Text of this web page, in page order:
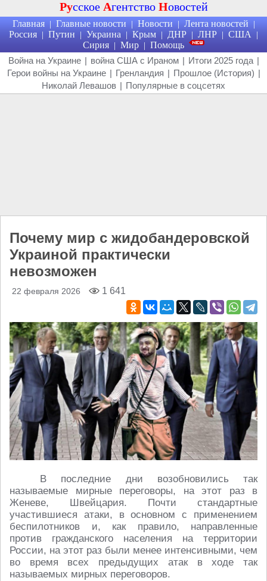
Русское Агентство Новостей
Главная | Главные новости | Новости | Лента новостей |
Россия | Путин | Украина | Крым | ДНР | ЛНР | США |
Сирия | Мир | Помощь
Война на Украине | война США с Ираном | Итоги 2025 года |
Герои войны на Украине | Гренландия | Прошлое (История) |
Николай Левашов | Популярные в соцсетях
Почему мир с жидобандеровской
Украиной практически
невозможен
22 февраля 2026 1 641
В последние дни возобновились так
называемые мирные переговоры, на этот раз в
Женеве, Швейцария. Почти стандартные
участившиеся атаки, в основном с применением
беспилотников и, как правило, направленные
против гражданского населения на территории
России, на этот раз были менее интенсивными, чем
во время всех предыдущих атак в ходе так
называемых мирных переговоров.